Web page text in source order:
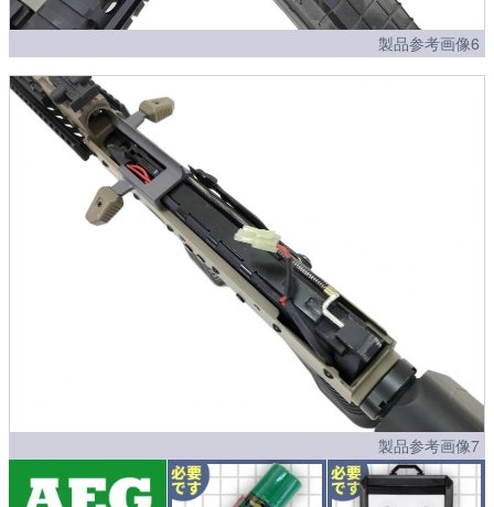
製品参考画像6
製品参考画像7